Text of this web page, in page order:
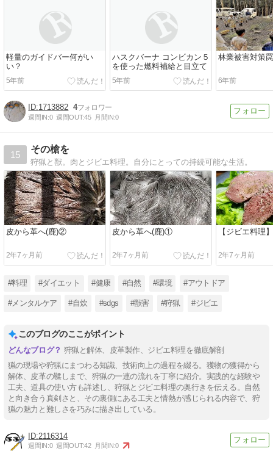
軽量のガイドバー何がい
い？
5年前
ハスクバーナ コンビカン５
を使った燃料補給と目立て
5年前
林業被害対策
6年前
1713882 4
週間IN:0 週間OUT:45 月間IN:0
15
その槍を
狩猟と獣。肉とジビエ料理。自分にとっての持続可能な生活。
皮から革へ(鹿)②
2年7ヶ月前
皮から革へ(鹿)①
2年7ヶ月前
【ジビエ料理
2年7ヶ月前
#料理 #ダイエット #健康 #自然 #環境 #アウトドア
#メンタルケア #自炊 #sdgs #獣害 #狩猟 #ジビエ
このブログのここがポイント
狩猟と解体、皮革製作、ジビエ料理を徹底解剖
猟の現場や狩猟にまつわる知識、技術向上の過程を綴る。獲物の獲得から
解体、皮革の鞣しまで、狩猟の一連の流れを丁寧に紹介。実践的な経験や
工夫、道具の使い方も詳述し、狩猟とジビエ料理の奥行きを伝える。自然
と向き合う真剣さと、その裏側にある工夫と情熱が感じられる内容で、狩
猟の魅力と難しさを巧みに描き出している。
2116314
週間IN:0 週間OUT:42 月間IN:0